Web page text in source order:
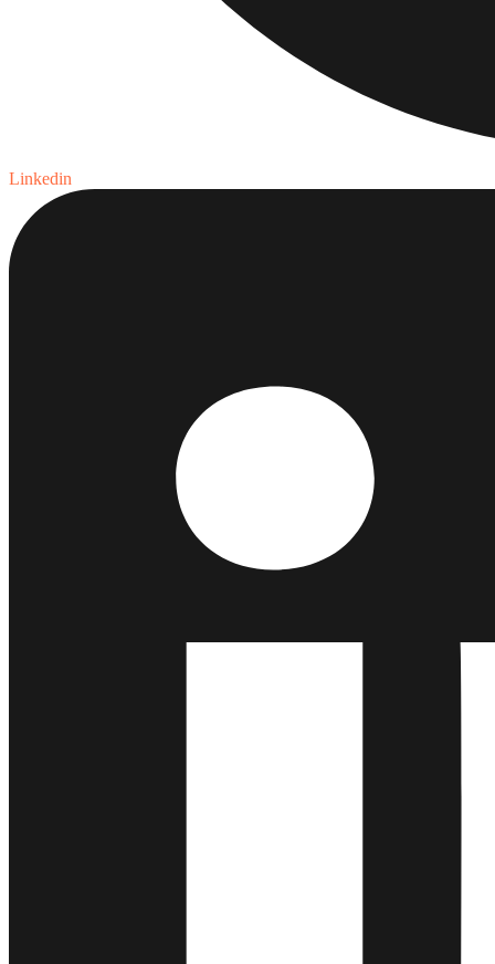
Linkedin